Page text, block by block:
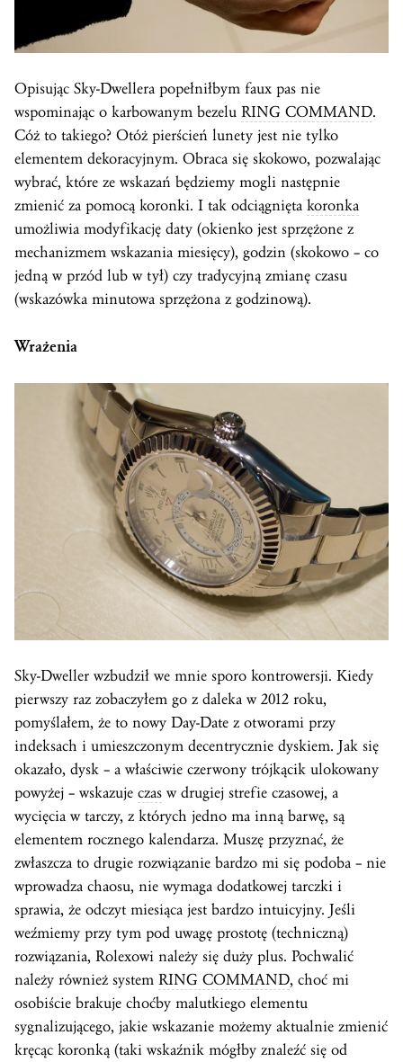
Opisując Sky-Dwellera popełniłbym faux pas nie
wspominając o karbowanym bezelu RING COMMAND.
Cóż to takiego? Otóż pierścień lunety jest nie tylko
elementem dekoracyjnym. Obraca się skokowo, pozwalając
wybrać, które ze wskazań będziemy mogli następnie
zmienić za pomocą koronki. I tak odciągnięta koronka
umożliwia modyfikację daty (okienko jest sprzężone z
mechanizmem wskazania miesięcy), godzin (skokowo – co
jedną w przód lub w tył) czy tradycyjną zmianę czasu
(wskazówka minutowa sprzężona z godzinową).
Wrażenia
Sky-Dweller wzbudził we mnie sporo kontrowersji. Kiedy
pierwszy raz zobaczyłem go z daleka w 2012 roku,
pomyślałem, że to nowy Day-Date z otworami przy
indeksach i umieszczonym decentrycznie dyskiem. Jak się
okazało, dysk – a właściwie czerwony trójkącik ulokowany
powyżej – wskazuje czas w drugiej strefie czasowej, a
wycięcia w tarczy, z których jedno ma inną barwę, są
elementem rocznego kalendarza. Muszę przyznać, że
zwłaszcza to drugie rozwiązanie bardzo mi się podoba – nie
wprowadza chaosu, nie wymaga dodatkowej tarczki i
sprawia, że odczyt miesiąca jest bardzo intuicyjny. Jeśli
weźmiemy przy tym pod uwagę prostotę (techniczną)
rozwiązania, Rolexowi należy się duży plus. Pochwalić
należy również system RING COMMAND, choć mi
osobiście brakuje choćby malutkiego elementu
sygnalizującego, jakie wskazanie możemy aktualnie zmienić
kręcąc koronką (taki wskaźnik mógłby znaleźć się od